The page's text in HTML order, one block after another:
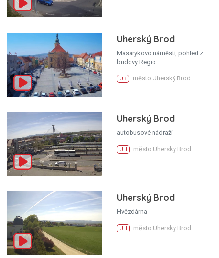
Uherský Brod
Masarykovo náměstí, pohled z
budovy Regio
UB město Uherský Brod
Uherský Brod
autobusové nádraží
UH město Uherský Brod
Uherský Brod
Hvězdárna
UH město Uherský Brod